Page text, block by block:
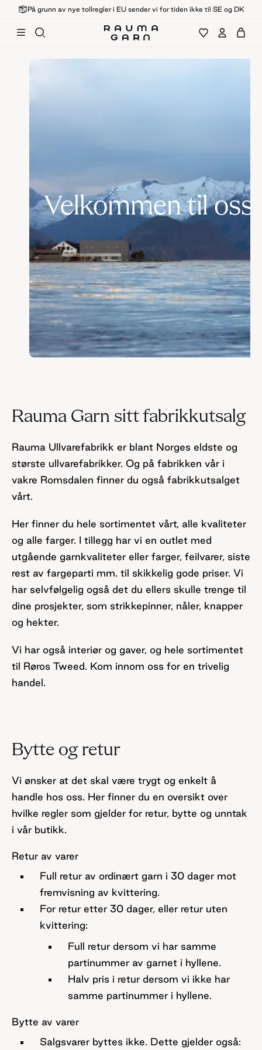
På grunn av nye tollregler i EU sender vi for tiden ikke til SE og DK
Velkommen til oss
Rauma Garn sitt fabrikkutsalg
Rauma Ullvarefabrikk er blant Norges eldste og
største ullvarefabrikker. Og på fabrikken vår i
vakre Romsdalen finner du også fabrikkutsalget
vårt.
Her finner du hele sortimentet vårt, alle kvaliteter
og alle farger. I tillegg har vi en outlet med
utgående garnkvaliteter eller farger, feilvarer, siste
rest av fargeparti mm. til skikkelig gode priser. Vi
har selvfølgelig også det du ellers skulle trenge til
dine prosjekter, som strikkepinner, nåler, knapper
og hekter.
Vi har også interiør og gaver, og hele sortimentet
til Røros Tweed. Kom innom oss for en trivelig
handel.
Bytte og retur
Vi ønsker at det skal være trygt og enkelt å
handle hos oss. Her finner du en oversikt over
hvilke regler som gjelder for retur, bytte og unntak
i vår butikk.
Retur av varer
Full retur av ordinært garn i 30 dager mot
fremvisning av kvittering.
For retur etter 30 dager, eller retur uten
kvittering:
Full retur dersom vi har samme
partinummer av garnet i hyllene.
Halv pris i retur dersom vi ikke har
samme partinummer i hyllene.
Bytte av varer
Salgsvarer byttes ikke. Dette gjelder også: